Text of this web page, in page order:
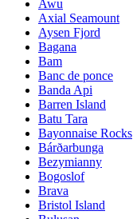
Awu
Axial Seamount
Aysen Fjord
Bagana
Bam
Banc de ponce
Banda Api
Barren Island
Batu Tara
Bayonnaise Rocks
Bárðarbunga
Bezymianny
Bogoslof
Brava
Bristol Island